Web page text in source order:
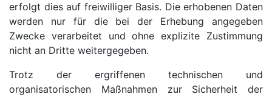
erfolgt dies auf freiwilliger Basis. Die erhobenen Daten
werden nur für die bei der Erhebung angegeben
Zwecke verarbeitet und ohne explizite Zustimmung
nicht an Dritte weitergegeben.
Trotz der ergriffenen technischen und
organisatorischen Maßnahmen zur Sicherheit der